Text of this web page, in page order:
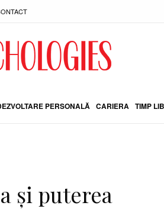
PERSONALĂ CARIERA TIMP
și puterea